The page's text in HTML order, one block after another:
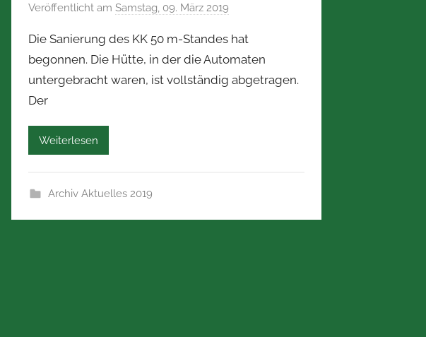
Veröffentlicht am Samstag, 09. März 2019
n
N
o
Die Sanierung des KK 50 m-Standes hat
begonnen. Die Hütte, in der die Automaten
untergebracht waren, ist vollständig abgetragen.
Der
Weiterlesen
Archiv Aktuelles 2019